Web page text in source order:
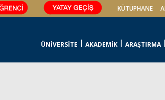
KÜTÜPHANE
ÜNİVERSİTE AKADEMİK ARAŞTIRMA